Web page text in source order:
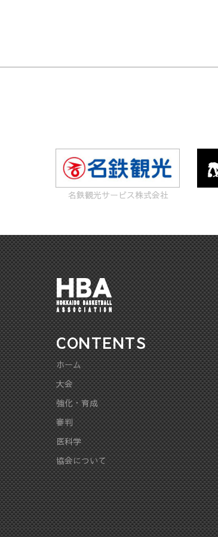
名鉄観光サービス株式会社
CONTENTS
ホーム
大会
強化・育成
審判
医科学
協会について